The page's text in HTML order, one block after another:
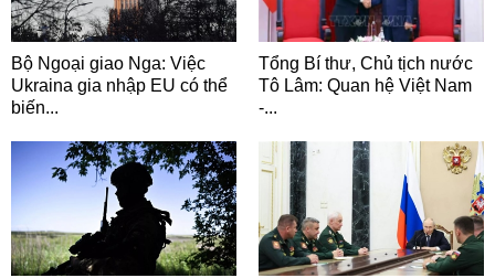
Bộ Ngoại giao Nga: Việc
Ukraina gia nhập EU có thể
biến...
Tổng Bí thư, Chủ tịch nước
Tô Lâm: Quan hệ Việt Nam
-...